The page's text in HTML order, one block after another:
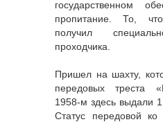
государственном
пропитание. То,
получил
проходчика.
Пришел на шахту,
передовых треста
1958-м здесь выдали
Статус передовой ко